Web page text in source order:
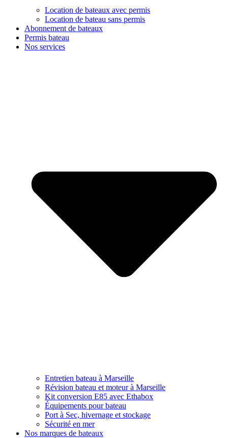
Location de bateaux avec permis
Location de bateau sans permis
Abonnement de bateaux
Permis bateau
Nos services
Entretien bateau à Marseille
Révision bateau et moteur à Marseille
Kit conversion E85 avec Ethabox
Équipements pour bateau
Port à Sec, hivernage et stockage
Sécurité en mer
Nos marques de bateaux